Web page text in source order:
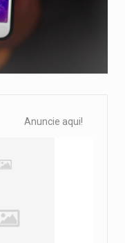
Anuncie aqui!